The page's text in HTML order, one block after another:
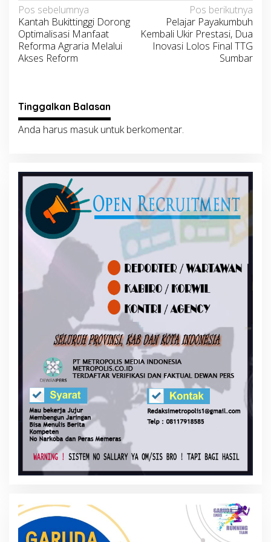
Navigasi
pos
Pos sebelumnya
Kantah Bukittinggi Dorong
Optimalisasi Manfaat
Reforma Agraria Melalui
Akses Reform
Pos berikutnya
Pelajar Payakumbuh
Kembali Ukir Prestasi, Dua
Inovasi Lolos Final TTG
Sumbar
Tinggalkan Balasan
Anda harus masukuntuk berkomentar.